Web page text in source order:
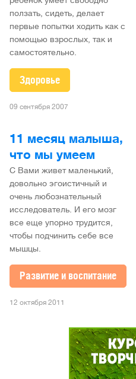
ползать, сидеть, делает
первые попытки ходить как с
помощью взрослых, так и
самостоятельно.
Здоровье
09 сентября 2007
11 месяц малыша,
что мы умеем
С Вами живет маленький,
довольно эгоистичный и
очень любознательный
исследователь. И его мозг
все еще упорно трудится,
чтобы подчинить себе все
мышцы.
Развитие и воспитание
12 октября 2011